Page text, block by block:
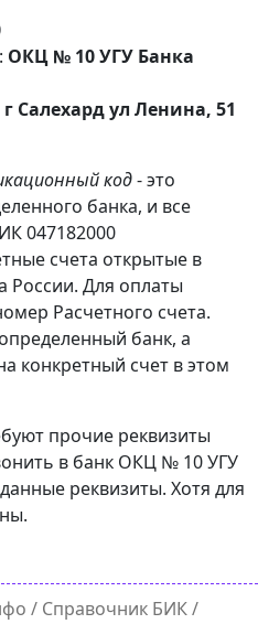
ОКЦ № 10 УГУ Банка
г Салехард ул Ленина, 51
код- это
банка, и все
047182000
счета открытые в
России. Для оплаты
Расчетного счета.
банк, а
конкретный счет в этом
прочие реквизиты
в банк ОКЦ № 10 УГУ
реквизиты. Хотя для
/ Справочник БИК /